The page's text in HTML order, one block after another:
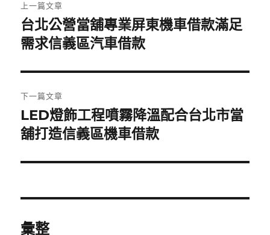
章
導
覽
上一篇文章
上
一
文
章:
台北公營當舖專業屏東機車借款滿足
需求信義區汽車借款
下一篇文章
下
一
文
LED燈飾工程噴霧降溫配合台北市當
舖打造信義區機車借款
彙整